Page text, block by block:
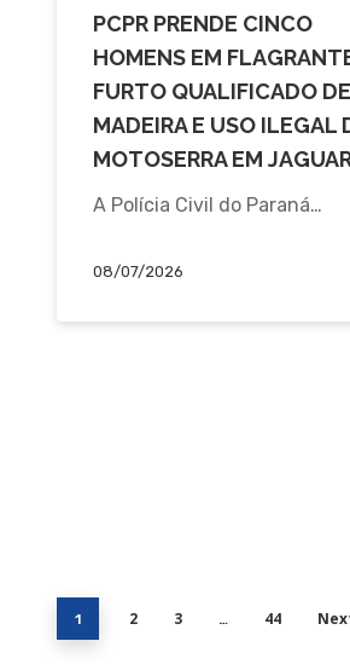
PCPR PRENDE CINCO
HOMENS EM
FURTO QUALIFICADO DE
MADEIRA E USO ILEGAL
MOTOSERRA EM
A Polícia Civil do Paraná…
08/07/2026
1 2 3 … 44